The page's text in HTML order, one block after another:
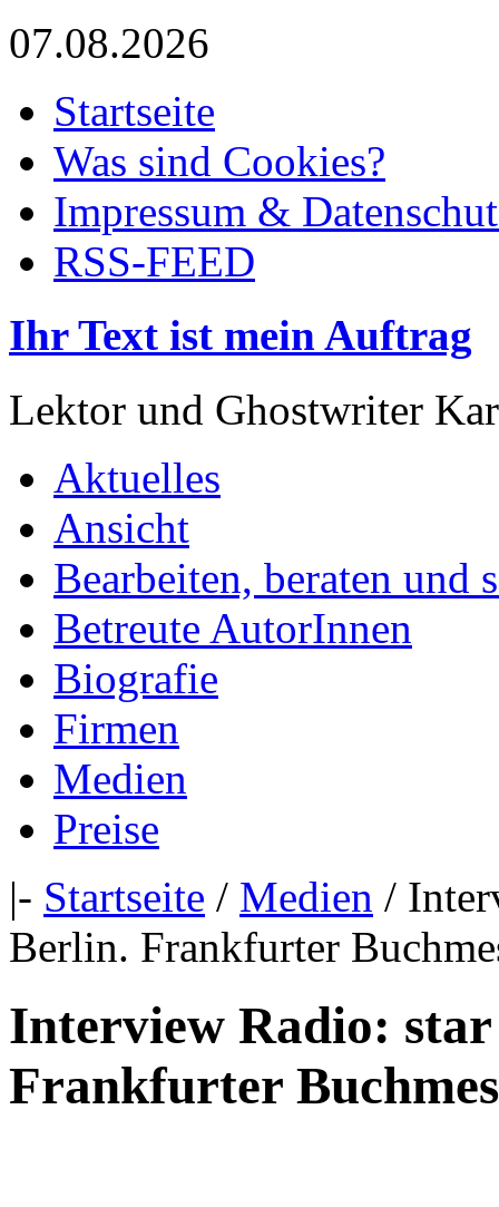
07.08.2026
Startseite
Was sind Cookies?
Impressum &
RSS-FEED
Ihr Text ist mein Auftrag
Lektor und Ghostwriter
Aktuelles
Ansicht
Bearbeiten, beraten und
Betreute AutorInnen
Biografie
Firmen
Medien
Preise
|- Startseite / Medien /
Berlin. Frankfurter
Interview Radio:
Frankfurter